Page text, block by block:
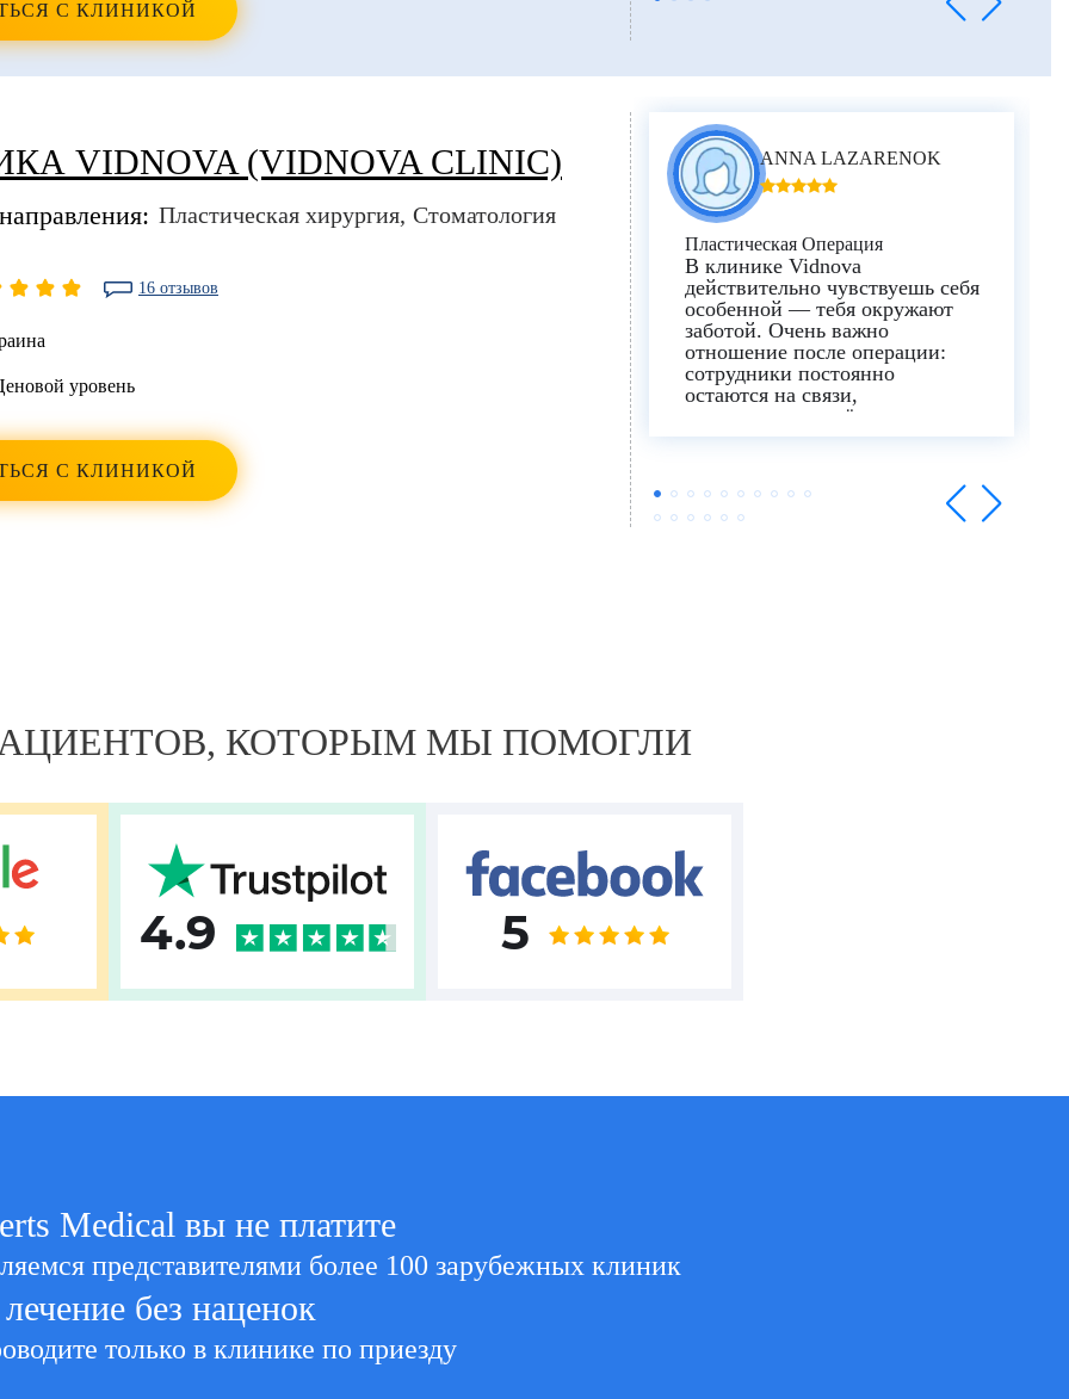
С КЛИНИКОЙ
очень впечатлена результатами,
VIDNOVA (VIDNOVA CLINIC)
Пластическая хирургия Стоматология
16 отзывов
уровень
С КЛИНИКОЙ
ANNA LAZARENOK
Пластическая Операция
В клинике Vidnova
действительно чувствуешь себя
особенной — тебя окружают
заботой. Очень важно
отношение после операции:
сотрудники постоянно
остаются на связи,
интересуются, всё ли в
порядке, и напоминают о
Особая благодарность Ивану
Кононихину —
КОТОРЫМ МЫ ПОМОГЛИ
4.9 5
Medical вы не платите
представителями более 100 зарубежных клиник
без наценок
только в клинике по приезду